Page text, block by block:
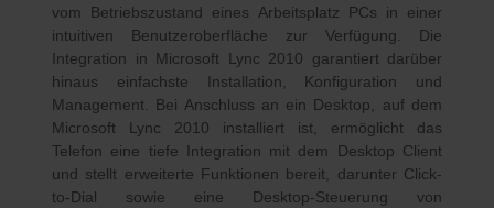
vom Betriebszustand eines Arbeitsplatz PCs in einer
intuitiven Benutzeroberfläche zur Verfügung. Die
Integration in Microsoft Lync 2010 garantiert darüber
hinaus einfachste Installation, Konfiguration und
Management. Bei Anschluss an ein Desktop, auf dem
Microsoft Lync 2010 installiert ist, ermöglicht das
Telefon eine tiefe Integration mit dem Desktop Client
und stellt erweiterte Funktionen bereit, darunter Click-
to-Dial sowie eine Desktop-Steuerung von